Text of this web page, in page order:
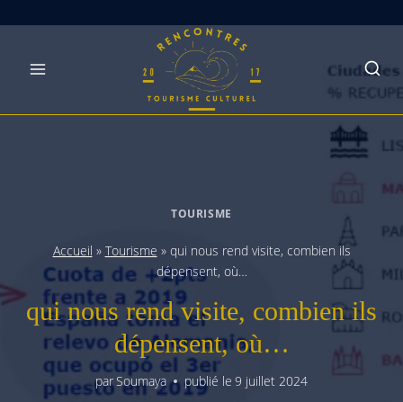
TOURISME
Accueil » Tourisme » qui nous rend visite, combien ils
dépensent, où…
qui nous rend visite, combien ils
dépensent, où…
parSoumaya publié le 9 juillet 2024